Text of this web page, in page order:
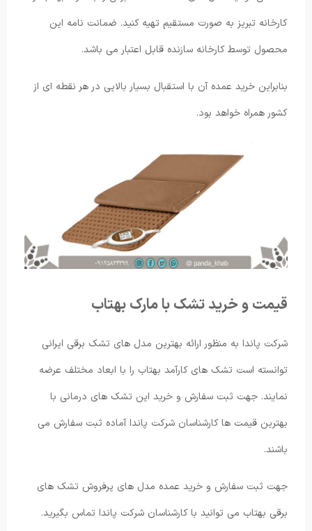
کارخانه تبریز به صورت مستقیم تهیه کنید. ضمانت نامه این
محصول توسط کارخانه سازنده قابل اعتبار می باشد.
بنابراین خرید عمده آن با استقبال بسیار بالایی در هر نقطه ‌ای از
کشور همراه خواهد بود.
قیمت و خرید تشک با مارک بهتاب
شرکت پاندا به منظور ارائه بهترین مدل های تشک برقی ایرانی
توانسته است تشک ‌های کارآمد بهتاب را با ابعاد مختلف عرضه
نمایند. جهت ثبت سفارش و خرید این تشک های درمانی با
بهترین قیمت ها کارشناسان شرکت پاندا آماده ثبت سفارش می
باشند.
جهت ثبت سفارش و خرید عمده مدل های پرفروش تشک های
برقی بهتاب می توانید با کارشناسان شرکت پاندا تماس بگیرید.